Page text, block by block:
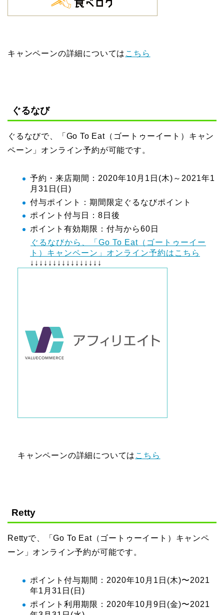
キャンペーンの詳細については こちら
ぐるなび
ぐるなびで、「Go To Eat（ゴートゥーイート）キャン
ペーン」オンライン予約が可能です。
予約・来店期間：2020年10月1日(木)～2021年1
月31日(日)
付与ポイント：期間限定ぐるなびポイント
ポイント付与日：8日後
ポイント有効期限：付与から60日
ぐるなびから、「Go To Eat（ゴートゥーイー
ト）キャンペーン」オンライン予約はこちら
↓↓↓↓↓↓↓↓↓↓↓↓↓↓↓↓
キャンペーンの詳細については こちら
Retty
Rettyで、「Go To Eat（ゴートゥーイート）キャンペ
ーン」オンライン予約が可能です。
ポイント付与期間：2020年10月1日(木)〜2021
年1月31日(日)
ポイント利用期限：2020年10月9日(金)〜2021